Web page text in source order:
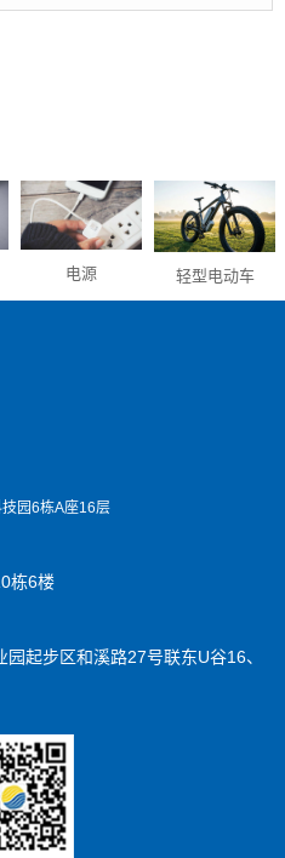
电源 轻型电动车
园6栋A座16层
栋6楼
起步区和溪路27号联东U谷16、